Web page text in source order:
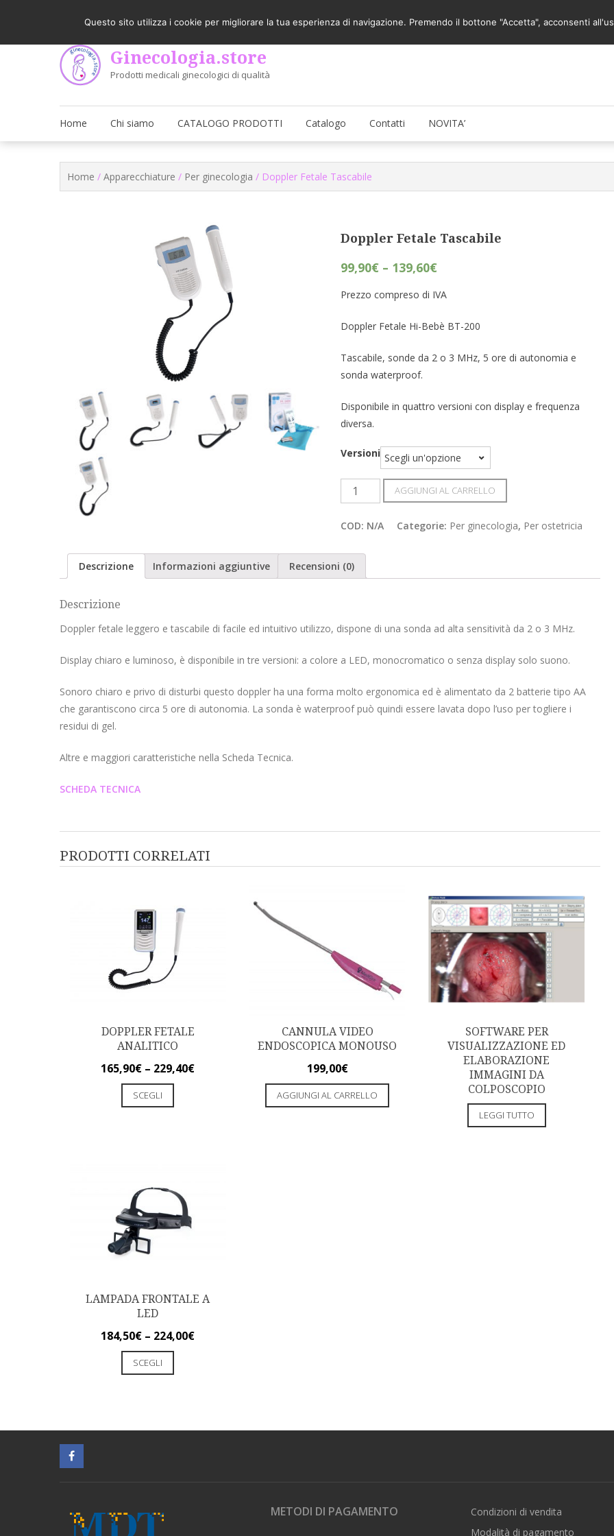
Ginecologia.store
Prodotti medicali ginecologici di qualità
Home Chi siamo CATALOGO PRODOTTI Catalogo Contatti NOVITA’
Home / Apparecchiature / Per ginecologia / Doppler Fetale Tascabile
Doppler Fetale Tascabile
99,90€ – 139,60€
Prezzo compreso di IVA
Doppler Fetale Hi-Bebè BT-200
Tascabile, sonde da 2 o 3 MHz, 5 ore di autonomia e
sonda waterproof.
Disponibile in quattro versioni con display e frequenza
diversa.
Versioni
Doppler
Fetale
Tascabile
AGGIUNGI AL CARRELLO
COD: N/A Categorie: Per ginecologia, Per ostetricia
Descrizione Informazioni aggiuntive Recensioni (0)
Descrizione
Doppler fetale leggero e tascabile di facile ed intuitivo utilizzo, dispone di una sonda ad alta sensitività da 2 o 3 MHz.
Display chiaro e luminoso, è disponibile in tre versioni: a colore a LED, monocromatico o senza display solo suono.
Sonoro chiaro e privo di disturbi questo doppler ha una forma molto ergonomica ed è alimentato da 2 batterie tipo AA
che garantiscono circa 5 ore di autonomia. La sonda è waterproof può quindi essere lavata dopo l’uso per togliere i
residui di gel.
Altre e maggiori caratteristiche nella Scheda Tecnica.
SCHEDA TECNICA
PRODOTTI CORRELATI
DOPPLER FETALE
ANALITICO
165,90€ – 229,40€
SCEGLI
CANNULA VIDEO
ENDOSCOPICA MONOUSO
199,00€
AGGIUNGI AL CARRELLO
SOFTWARE PER
VISUALIZZAZIONE ED
ELABORAZIONE
IMMAGINI DA
COLPOSCOPIO
LEGGI TUTTO
LAMPADA FRONTALE A
LED
184,50€ – 224,00€
SCEGLI
METODI DI PAGAMENTO
Condizioni di vendita
Modalità di pagamento
Questo sito utilizza i cookie per migliorare la tua esperienza di navigazione. Premendo il bottone "Accetta", acconsenti